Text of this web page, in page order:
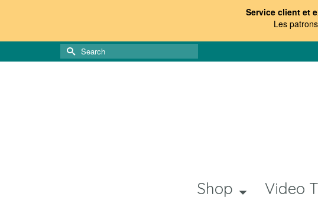
Service client et
Les
Search
for:
Shop Video